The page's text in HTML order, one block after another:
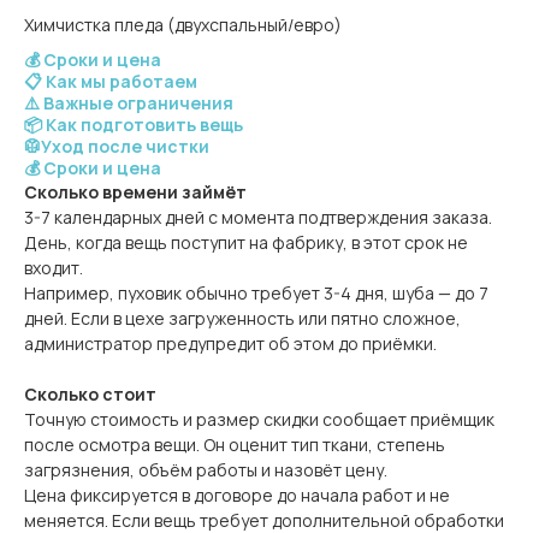
Химчистка пледа (двухспальный/евро)
💰 Сроки и цена
📋 Как мы работаем
⚠️ Важные ограничения
📦 Как подготовить вещь
🥼Уход после чистки
💰 Сроки и цена
Сколько времени займёт
3-7 календарных дней с момента подтверждения заказа.
День, когда вещь поступит на фабрику, в этот срок не
входит.
Например, пуховик обычно требует 3-4 дня, шуба — до 7
дней. Если в цехе загруженность или пятно сложное,
администратор предупредит об этом до приёмки.
Сколько стоит
Точную стоимость и размер скидки сообщает приёмщик
после осмотра вещи. Он оценит тип ткани, степень
загрязнения, объём работы и назовёт цену.
Цена фиксируется в договоре до начала работ и не
меняется. Если вещь требует дополнительной обработки